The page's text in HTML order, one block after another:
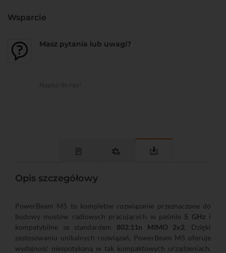
Wsparcie
Masz pytania lub uwagi?
Opis szczegółowy
PowerBeam M5 to kompletne rozwiązanie przeznaczone do
budowy mostów radiowych pracujących w paśmie 5 GHz i
kompatybilne ze standardem 802.11n MIMO 2x2. Dzięki
zastosowaniu unikalnych rozwiązań, PowerBeam M5 oferuje
wydajność niespotykaną w tak kompaktowych urządzeniach.